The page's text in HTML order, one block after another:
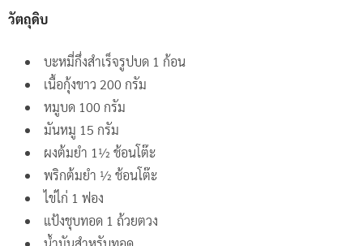
วัตถุดิบ
บะหมี่กึ่งสำเร็จรูปบด 1 ก้อน
เนื้อกุ้งขาว 200 กรัม
หมูบด 100 กรัม
มันหมู 15 กรัม
ผงต้มยำ 1½ ช้อนโต๊ะ
พริกต้มยำ ½ ช้อนโต๊ะ
ไข่ไก่ 1 ฟอง
แป้งชุบทอด 1 ถ้วยตวง